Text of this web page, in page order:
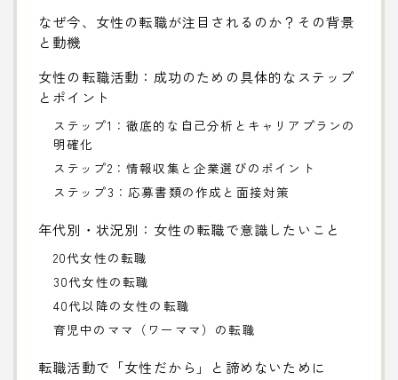
なぜ今、女性の転職が注目されるのか？その背景
と動機
女性の転職活動：成功のための具体的なステップ
とポイント
ステップ1：徹底的な自己分析とキャリアプランの
明確化
ステップ2：情報収集と企業選びのポイント
ステップ3：応募書類の作成と面接対策
年代別・状況別：女性の転職で意識したいこと
20代女性の転職
30代女性の転職
40代以降の女性の転職
育児中のママ（ワーママ）の転職
転職活動で「女性だから」と諦めないために